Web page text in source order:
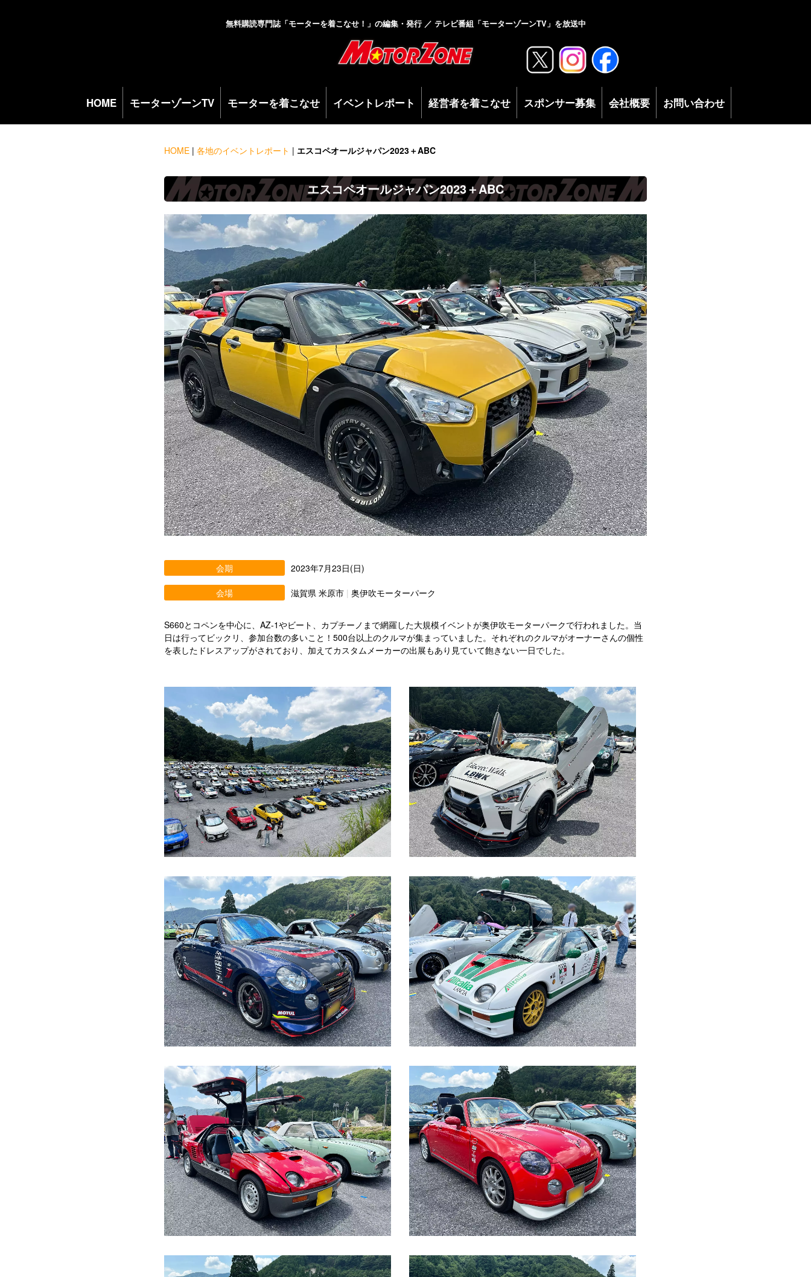
無料購読専門誌「モーターを着こなせ！」の編集・発行 ／ テレビ番組「モーターゾーンTV」を放送中
HOME モーターゾーンTV モーターを着こなせ イベントレポート 経営者を着こなせ スポンサー募集 会社概要 お問い合わせ
HOME | 各地のイベントレポート | エスコペオールジャパン2023＋ABC
エスコペオールジャパン2023＋ABC
会期 2023年7月23日(日)
会場 滋賀県 米原市 | 奥伊吹モーターパーク
S660とコペンを中心に、AZ-1やビート、カプチーノまで網羅した大規模イベントが奥伊吹モーターパークで行われました。当
日は行ってビックリ、参加台数の多いこと！500台以上のクルマが集まっていました。それぞれのクルマがオーナーさんの個性
を表したドレスアップがされており、加えてカスタムメーカーの出展もあり見ていて飽きない一日でした。